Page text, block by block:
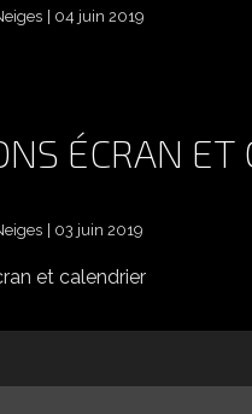
04 juin 2019
ÉCRAN ET
03 juin 2019